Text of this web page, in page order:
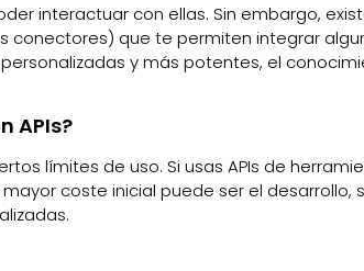
interactuar con ellas. Sin embargo,
conectores) que te permiten integrar
y más potentes, el
APIs?
límites de uso. Si usas APIs de
coste inicial puede ser el desarrollo,